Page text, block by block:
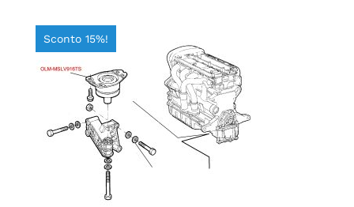
Sconto 15%!
AGGIUNGI AL CARRELLO
/
DETTAGLI